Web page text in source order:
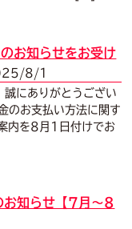
お知らせをお受け
8/1
誠にありがとうござい
のお支払い方法に関す
内を8月1日付けでお
知らせ【7月～8